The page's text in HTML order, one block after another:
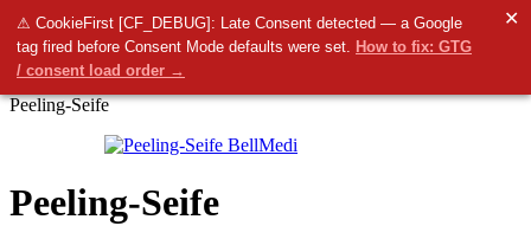
⚠ CookieFirst [CF_DEBUG]: Late Consent detected — a Google
tag fired before Consent Mode defaults were set. How to fix: GTG
/ consent load order →
✕
Menü
0 items 0.00
StartseiteArten von Kosmetika
Peeling-Seife
Peeling-Seife